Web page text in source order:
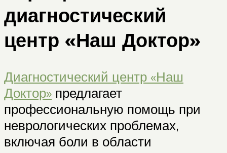
диагностический
центр «Наш Доктор»
Диагностический центр «Наш
Доктор» предлагает
профессиональную помощь при
неврологических проблемах,
включая боли в области